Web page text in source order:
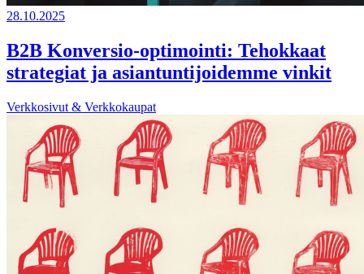
28.10.2025
B2B Konversio-optimointi: Tehokkaat
strategiat ja asiantuntijoidemme vinkit
Verkkosivut & Verkkokaupat